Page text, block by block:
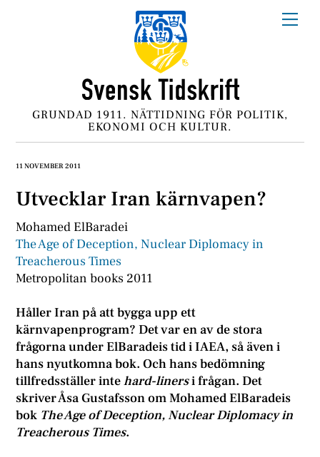
GRUNDAD 1911. NÄTTIDNING FÖR POLITIK,
EKONOMI OCH KULTUR.
11 NOVEMBER 2011
Utvecklar Iran kärnvapen?
Mohamed ElBaradei
The Age of Deception, Nuclear Diplomacy in
Treacherous Times
Metropolitan books 2011
Håller Iran på att bygga upp ett
kärnvapenprogram? Det var en av de stora
frågorna under ElBaradeis tid i IAEA, så även i
hans nyutkomna bok. Och hans bedömning
tillfredsställer intehard-linersi frågan. Det
skriver Åsa Gustafsson om Mohamed ElBaradeis
bok The Age of Deception, Nuclear Diplomacy in
Treacherous Times.